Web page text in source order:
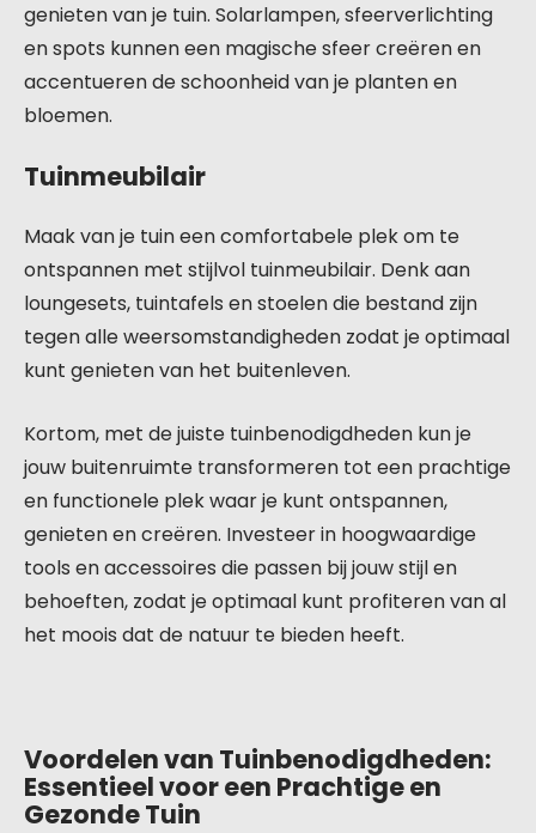
genieten van je tuin. Solarlampen, sfeerverlichting
en spots kunnen een magische sfeer creëren en
accentueren de schoonheid van je planten en
bloemen.
Tuinmeubilair
Maak van je tuin een comfortabele plek om te
ontspannen met stijlvol tuinmeubilair. Denk aan
loungesets, tuintafels en stoelen die bestand zijn
tegen alle weersomstandigheden zodat je optimaal
kunt genieten van het buitenleven.
Kortom, met de juiste tuinbenodigdheden kun je
jouw buitenruimte transformeren tot een prachtige
en functionele plek waar je kunt ontspannen,
genieten en creëren. Investeer in hoogwaardige
tools en accessoires die passen bij jouw stijl en
behoeften, zodat je optimaal kunt profiteren van al
het moois dat de natuur te bieden heeft.
Voordelen van Tuinbenodigdheden:
Essentieel voor een Prachtige en
Gezonde Tuin